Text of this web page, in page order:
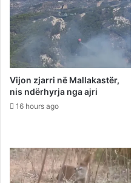
Vijon zjarri në Mallakastër,
nis ndërhyrja nga ajri
16 hours ago